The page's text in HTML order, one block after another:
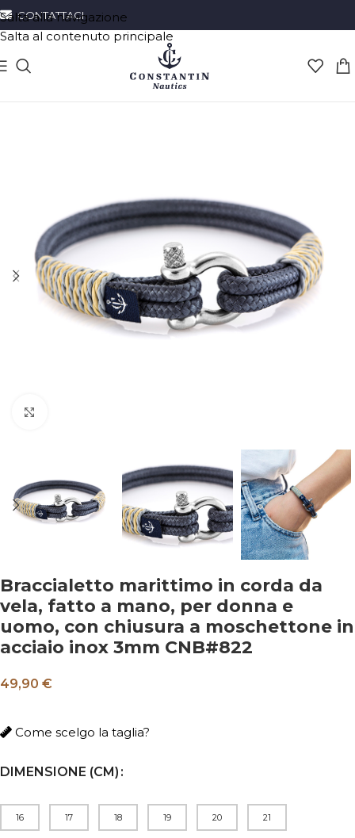
Salta alla navigazione
Salta al contenuto principale
CONTATTACI
Braccialetto marittimo in corda da
vela, fatto a mano, per donna e
uomo, con chiusura a moschettone in
acciaio inox 3mm CNB#822
49,90 €
Come scelgo la taglia?
DIMENSIONE (CM)
16 17 18 19 20 21